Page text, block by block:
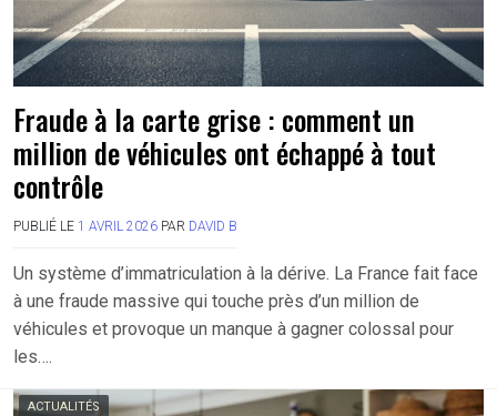
Fraude à la carte grise : comment un
million de véhicules ont échappé à tout
contrôle
PUBLIÉ LE 1 AVRIL 2026 PAR DAVID B
Un système d’immatriculation à la dérive. La France fait face
à une fraude massive qui touche près d’un million de
véhicules et provoque un manque à gagner colossal pour
les….
ACTUALITÉS